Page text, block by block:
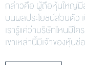
กล่าวคือ ผู้ถือหุ้นใหญ่มี
บนผลประโยชน์ส่วนตัว
เรารู้แค่ว่าบริษัทไหนมีใ
เขาเหล่านี้มีเจ้าของหุ้น